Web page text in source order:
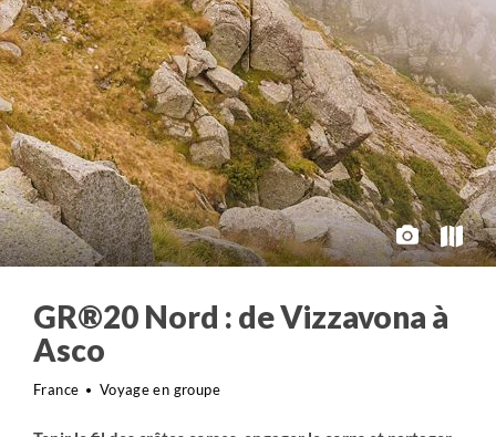
GR®20 Nord : de Vizzavona à
Asco
France Voyage en groupe